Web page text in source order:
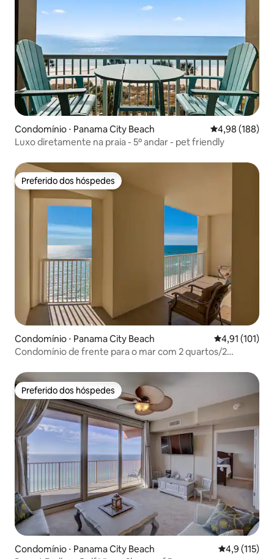
Condomínio ⋅ Panama City Beach 4,98 de uma
4,98 (188)
Luxo diretamente na praia - 5º andar - pet friendly
Preferido dos hóspedes
Preferido dos hóspedes
Condomínio ⋅ Panama City Beach 4,91 de uma
4,91 (101)
Condomínio de frente para o mar com 2 quartos/2
Preferido dos hóspedes
Preferido dos hóspedes
Condomínio ⋅ Panama City Beach 4,9 de uma
4,9 (115)